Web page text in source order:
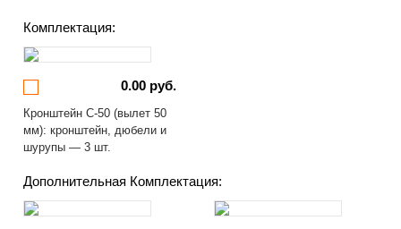
Комплектация:
0.00 руб.
Кронштейн С-50 (вылет 50
мм): кронштейн, дюбели и
шурупы — 3 шт.
Дополнительная Комплектация: